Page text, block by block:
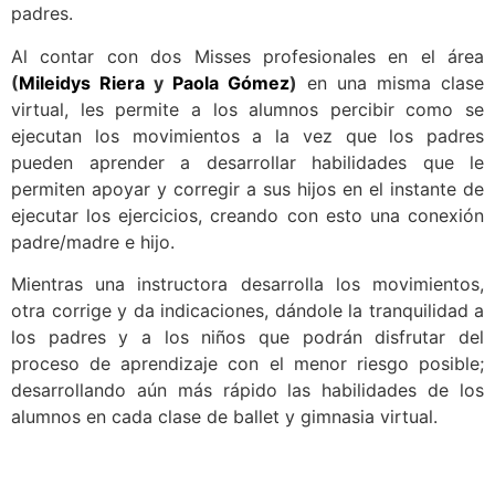
padres.
Al contar con dos Misses profesionales en el área
(Mileidys Riera y Paola Gómez) en una misma clase
virtual, les permite a los alumnos percibir como se
ejecutan los movimientos a la vez que los padres
pueden aprender a desarrollar habilidades que le
permiten apoyar y corregir a sus hijos en el instante de
ejecutar los ejercicios, creando con esto una conexión
padre/madre e hijo.
Mientras una instructora desarrolla los movimientos,
otra corrige y da indicaciones, dándole la tranquilidad a
los padres y a los niños que podrán disfrutar del
proceso de aprendizaje con el menor riesgo posible;
desarrollando aún más rápido las habilidades de los
alumnos en cada clase de ballet y gimnasia virtual.